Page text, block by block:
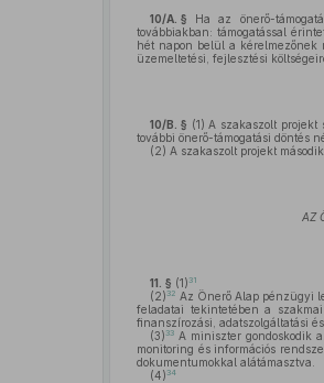
10/A. § Ha az önerő-
továbbiakban: támogatással
hét napon belül a kérelmezőnek
üzemeltetési, fejlesztési
10/B. § (1) A szakaszolt projekt
további önerő-támogatási döntés
(2) A szakaszolt projekt
AZ
11. § (1) 31
(2) 32 Az Önerő Alap pénzügyi
feladatai tekintetében a
finanszírozási, adatszolgáltatási
(3) 33A miniszter gondoskodik
monitoring és információs
dokumentumokkal alátámasztva.
(4) 34